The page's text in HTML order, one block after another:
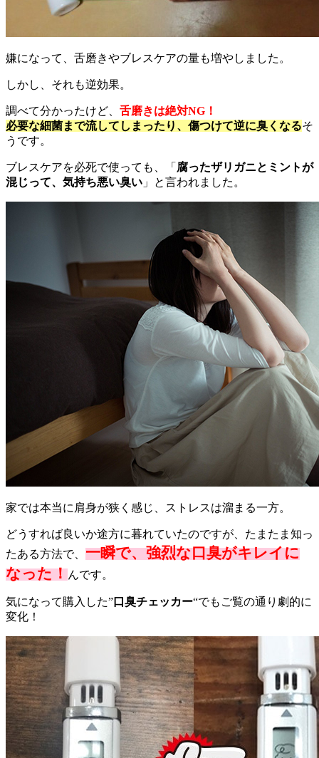
嫌になって、舌磨きやブレスケアの量も増やしました。
しかし、それも逆効果。
調べて分かったけど、 舌磨きは絶対NG！
必要な細菌まで流してしまったり、傷つけて逆に臭くなるそ
うです。
ブレスケアを必死で使っても、「 腐ったザリガニとミントが
混じって、気持ち悪い臭い 」と言われました。
家では本当に肩身が狭く感じ、ストレスは溜まる一方。
どうすれば良いか途方に暮れていたのですが、たまたま知っ
たある方法で、 一瞬で、強烈な口臭がキレイに
なった！んです。
気になって購入した”口臭チェッカー“でもご覧の通り劇的に
変化！